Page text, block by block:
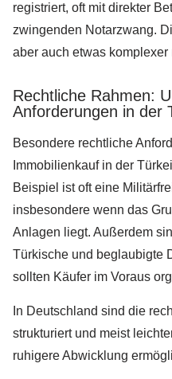
registriert, oft mit direkter
zwingenden Notarzwang.
aber auch etwas komplexer
Rechtliche Rahmen:
Anforderungen in der
Besondere rechtliche
Immobilienkauf in der
Beispiel ist oft eine
insbesondere wenn das
Anlagen liegt. Außerdem
Türkische und beglaubigte
sollten Käufer im Voraus
In Deutschland sind die
strukturiert und meist
ruhigere Abwicklung